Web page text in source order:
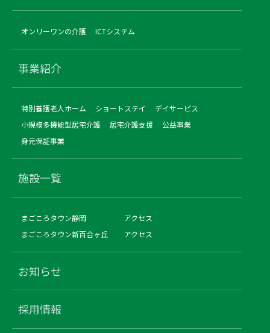
オンリーワンの介護 ICTシステム
事業紹介
特別養護老人ホーム ショートステイ
デイサービス
小規模多機能型居宅介護
居宅介護支援
公益事業
身元保証事業
施設一覧
まごころタウン静岡
アクセス
まごころタウン新百合ヶ丘
アクセス
お知らせ
採用情報